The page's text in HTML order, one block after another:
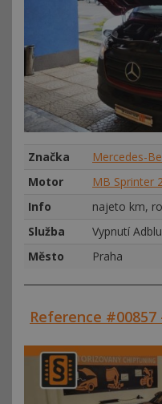
Značka
Mercedes-
Motor
MB Sprinter
Info
najeto km,
Služba
Vypnutí
Město
Praha
Reference #00857